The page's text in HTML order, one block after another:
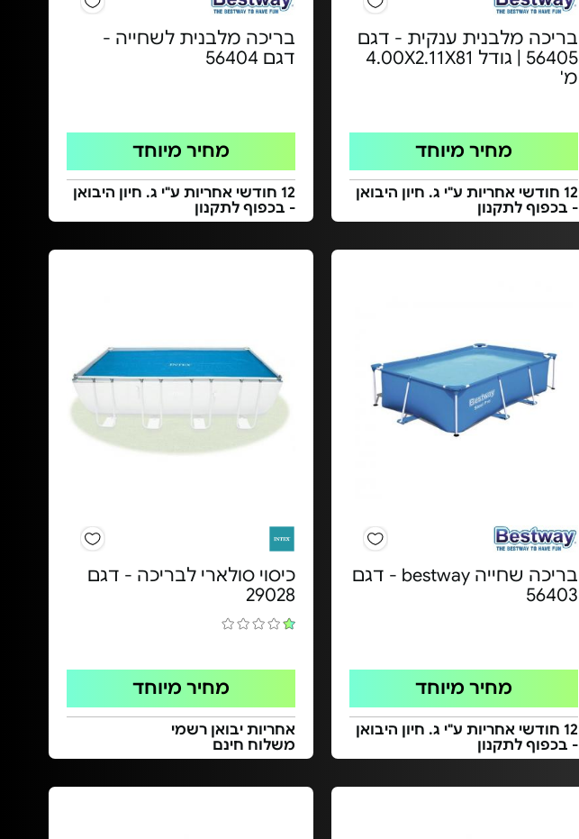
בריכה מלבנית ענקית - דגם
56405 | גודל 4.00X2.11X81
מ'
מחיר מיוחד
12 חודשי אחריות ע"י ג. חיון היבואן
- בכפוף לתקנון
בריכה מלבנית לשחייה -
דגם 56404
מחיר מיוחד
12 חודשי אחריות ע"י ג. חיון היבואן
- בכפוף לתקנון
בריכה שחייה bestway - דגם
56403
מחיר מיוחד
12 חודשי אחריות ע"י ג. חיון היבואן
- בכפוף לתקנון
כיסוי סולארי לבריכה - דגם
29028
מחיר מיוחד
אחריות יבואן רשמי
משלוח חינם